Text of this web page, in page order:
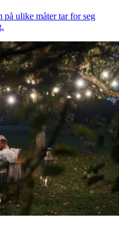
ulike måter tar for seg